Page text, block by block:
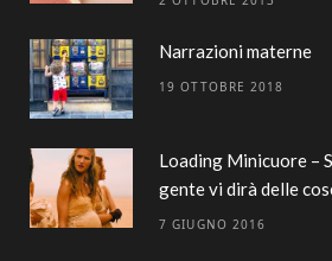
Narrazioni materne
19 OTTOBRE 2018
Loading Minicuore –
gente vi dirà delle
7 GIUGNO 2016